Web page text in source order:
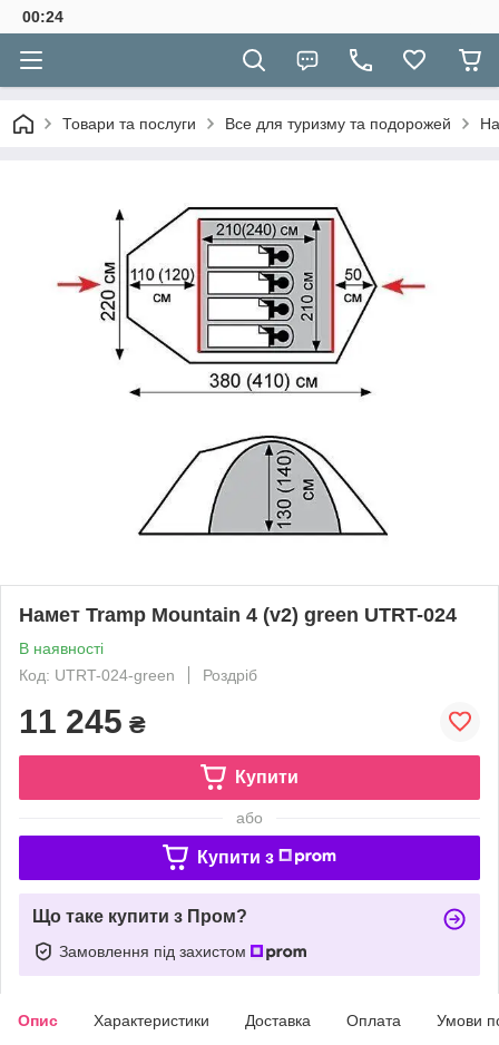
00:24
Товари та послуги Все для туризму та подорожей
Намет Tramp Mountain 4 (v2) green UTRT-024
В наявності
Код: UTRT-024-green
Роздріб
11 245 ₴
Купити
або
Купити з
Що таке купити з Пром?
Замовлення під захистом
Опис Характеристики Доставка Оплата Умови